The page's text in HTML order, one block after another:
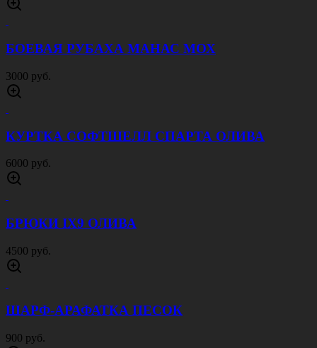
БОЕВАЯ РУБАХА МАНАС МОХ
3000 руб.
КУРТКА СОФТШЕЛЛ СПАРТА ОЛИВА
6000 руб.
БРЮКИ IX9 ОЛИВА
4500 руб.
ШАРФ-АРАФАТКА ПЕСОК
900 руб.